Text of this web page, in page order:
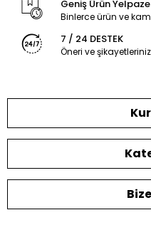
Geniş Ürün
Binlerce ürün ve
7 / 24 DESTEK
Öneri ve